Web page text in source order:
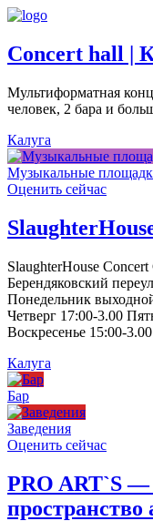
Concert hall |
Мультиформатная
человек, 2 бара и
Калуга
Музыкальные
Оценить сейчас
SlaughterHouse
Берендяковский
Понедельник
Четверг 17:00-3.00
Воскресенье 15:00-3.00
Калуга
Бар
Заведения
Оценить сейчас
PRO ART`S —
пространство